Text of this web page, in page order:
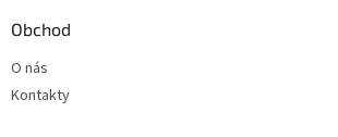
Obchod
O nás
Kontakty